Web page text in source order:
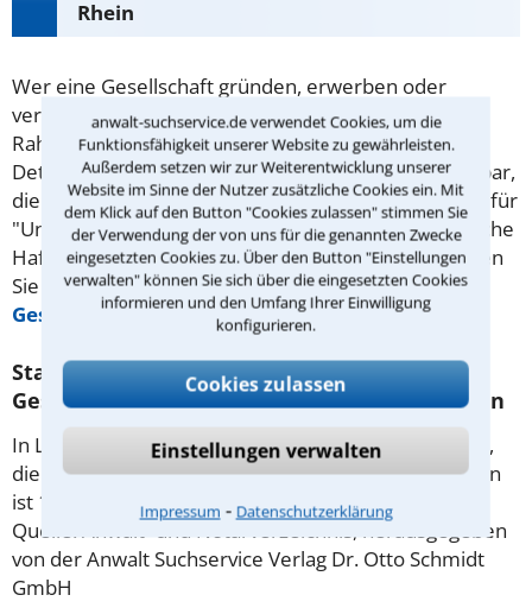
anwalt-suchservice.de verwendet Cookies, um die
Funktionsfähigkeit unserer Website zu gewährleisten.
Außerdem setzen wir zur Weiterentwicklung unserer
Website im Sinne der Nutzer zusätzliche Cookies ein. Mit
dem Klick auf den Button "Cookies zulassen" stimmen Sie
der Verwendung der von uns für die genannten Zwecke
eingesetzten Cookies zu. Über den Button "Einstellungen
verwalten" können Sie sich über die eingesetzten Cookies
informieren und den Umfang Ihrer Einwilligung
konfigurieren.
Cookies zulassen
Einstellungen verwalten
Impressum ⁃ Datenschutzerklärung
Rhein
Wer eine Gesellschaft gründen, erwerben oder
verkaufen möchte, muss die rechtlichen
Rahmenbedingungen genauestens kennen. Viele
Details sind für Laien jedoch schlicht undurchschaubar,
die rechtlichen Folgen gelten bekanntlich aber auch für
"Unwissende". Das betrifft vor allem auch die Bereiche
Haftung oderSteuerrechtvon Gesellschaften. Holen
Sie sich fachliche Hilfe beim Anwalt
Gesellschaftsrechtin Ludwigshafen am Rhein.
Statistische Daten zu Anwälten für
Gesellschaftsrecht in Ludwigshafen am Rhein
In Ludwigshafen am Rhein gibt es 13 Rechtsanwälte,
die Mandanten im Gesellschaftsrecht beraten. Davon
ist 1 Anwältin und es sind 12 Anwälte.
Quelle: Anwalt- und Notarverzeichnis, herausgegeben
von der Anwalt Suchservice Verlag Dr. Otto Schmidt
GmbH